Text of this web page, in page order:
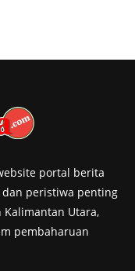
portal berita
dan peristiwa penting
Utara,
pembaharuan